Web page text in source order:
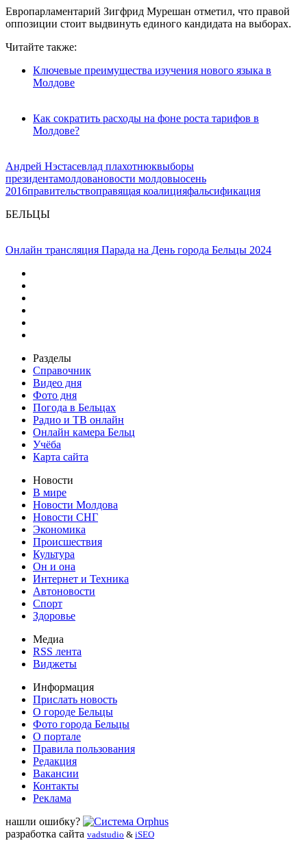
Европарламентарий Зигфрид Мурешан отметил, что правой
оппозиции стоит выдвинуть единого кандидата на выборах.
Читайте также:
Ключевые преимущества изучения нового языка в
Молдове
Как сократить расходы на фоне роста тарифов в
Молдове?
Андрей Нэстасевлад плахотнюквыборы
президентамолдовановости молдовыосень
2016правительствоправящая коалицияфальсификация
БЕЛЬЦЫ
Онлайн трансляция Парада на День города Бельцы 2024
Разделы
Справочник
Видео дня
Фото дня
Погода в Бельцах
Радио и ТВ онлайн
Онлайн камера Бельц
Учёба
Карта сайта
Новости
В мире
Новости Молдова
Новости СНГ
Экономика
Происшествия
Культура
Он и она
Интернет и Техника
Автоновости
Спорт
Здоровье
Медиа
RSS лента
Виджеты
Информация
Прислать новость
О городе Бельцы
Фото города Бельцы
О портале
Правила пользования
Редакция
Вакансии
Контакты
Реклама
нашли ошибку?
разработка сайта vadstudio & iSEO